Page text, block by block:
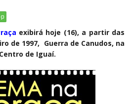
exibirá hoje (16), a partir das
de 1997, Guerra de Canudos, na
de Iguaí.